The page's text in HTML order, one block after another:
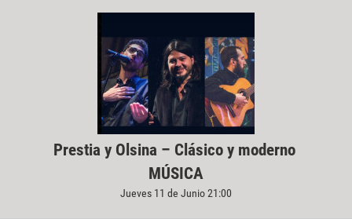
Prestia y Olsina – Clásico y moderno
MÚSICA
Jueves 11 de Junio 21:00